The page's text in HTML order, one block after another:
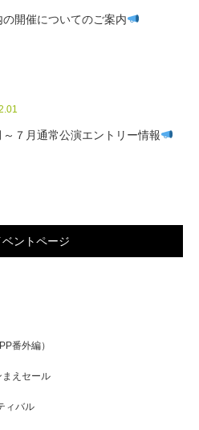
の開催についてのご案内
～７月通常公演エントリー情報
ントページ
番外編）
えセール
ィバル